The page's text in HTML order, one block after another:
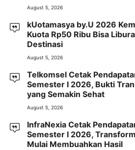
August 5, 2026
kUotamasya by.U 2026
Kuota Rp50 Ribu Bisa
Destinasi
August 5, 2026
Telkomsel Cetak
Semester I 2026, Bukti
yang Semakin Sehat
August 5, 2026
InfraNexia Cetak
Semester I 2026,
Mulai Membuahkan Hasil